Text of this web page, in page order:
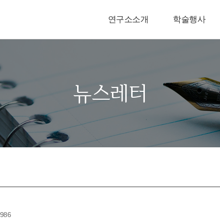
연구소소개 학술행사
뉴스레터
986